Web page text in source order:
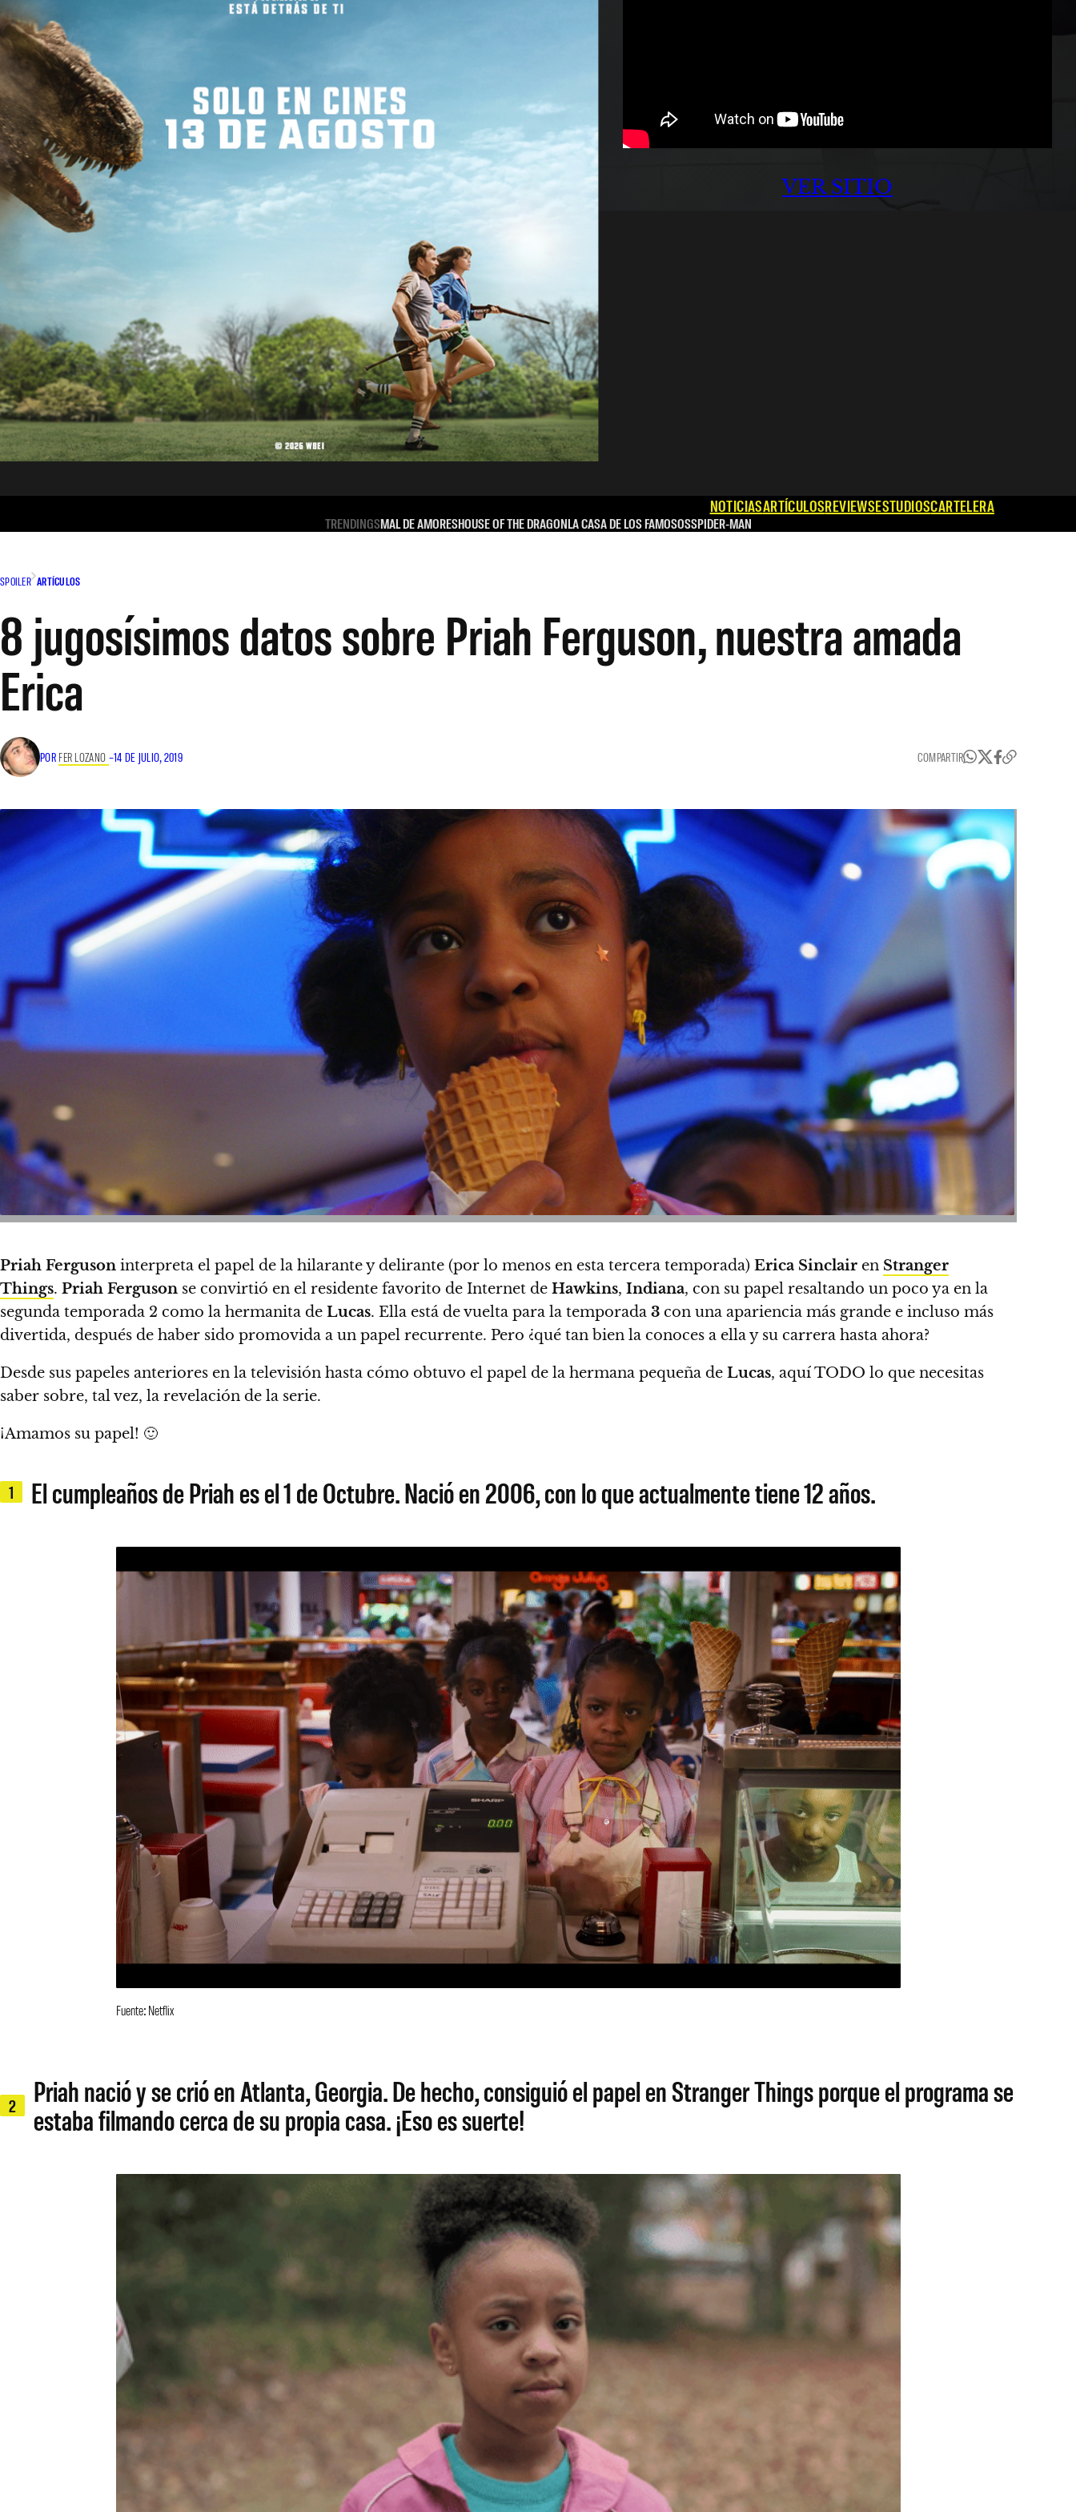
VER SITIO
NOTICIASARTÍCULOSREVIEWSESTUDIOSCARTELERA
TRENDINGSMAL DE AMORESHOUSE OF THE DRAGONLA CASA DE LOS FAMOSOSSPIDER-MAN
SPOILER ARTÍCULOS
8 jugosísimos datos sobre Priah Ferguson, nuestra amada
Erica
POR FER LOZANO –14 DE JULIO, 2019 COMPARTIR
Priah Ferguson interpreta el papel de la hilarante y delirante (por lo menos en esta tercera temporada) Erica Sinclair en Stranger
Things. Priah Ferguson se convirtió en el residente favorito de Internet de Hawkins, Indiana, con su papel resaltando un poco ya en la
segunda temporada 2 como la hermanita de Lucas. Ella está de vuelta para la temporada 3 con una apariencia más grande e incluso más
divertida, después de haber sido promovida a un papel recurrente. Pero ¿qué tan bien la conoces a ella y su carrera hasta ahora?
Desde sus papeles anteriores en la televisión hasta cómo obtuvo el papel de la hermana pequeña de Lucas, aquí TODO lo que necesitas
saber sobre, tal vez, la revelación de la serie.
¡Amamos su papel! 🙂
1 El cumpleaños de Priah es el 1 de Octubre. Nació en 2006, con lo que actualmente tiene 12 años.
Fuente: Netflix
2
Priah nació y se crió en Atlanta, Georgia. De hecho, consiguió el papel en Stranger Things porque el programa se
estaba filmando cerca de su propia casa. ¡Eso es suerte!